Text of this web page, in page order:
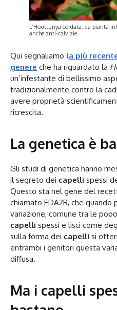
L’Houttunya cordata, da pianta
anche anti-calvizie.
Qui segnaliamo la più
genere che ha riguardato la
un’infestante di bellissimo
tradizionalmente contro la
avere proprietà
ricrescita.
La genetica è
Gli studi di genetica hanno
il segreto dei capelli spessi
Questo sta nel gene del
chiamato EDA2R, che
variazione, comune tra le
capelli spessi e lisci come
sulla forma dei capelli si
entrambi i genitori questa
diffusa.
Ma i capelli